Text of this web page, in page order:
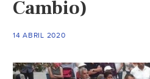
Cambio)
14 ABRIL 2020